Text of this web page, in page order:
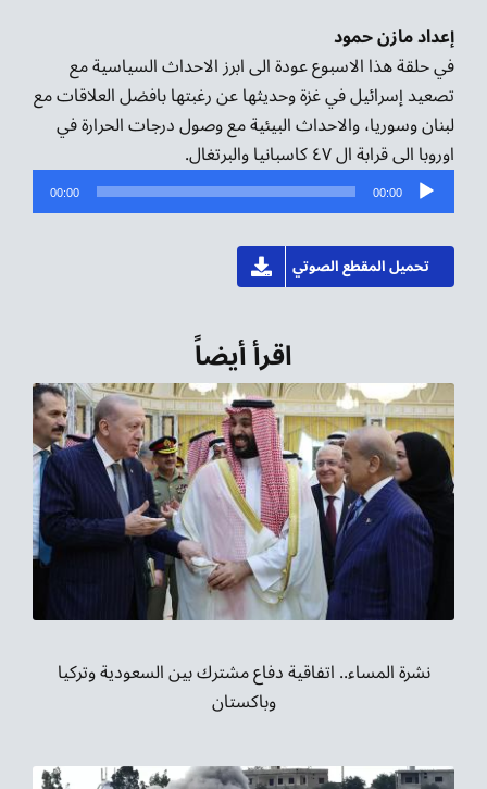
إعداد مازن حمود
في حلقة هذا الاسبوع عودة الى ابرز الاحداث السياسية مع
تصعيد إسرائيل في غزة وحديثها عن رغبتها بافضل العلاقات مع
لبنان وسوريا، والاحداث البيئية مع وصول درجات الحرارة في
اوروبا الى قرابة ال ٤٧ كاسبانيا والبرتغال.
مشغل
الصوت
00:00
00:00
تحميل المقطع الصوتي
اقرأ أيضاً
نشرة المساء.. اتفاقية دفاع مشترك بين السعودية وتركيا
وباكستان